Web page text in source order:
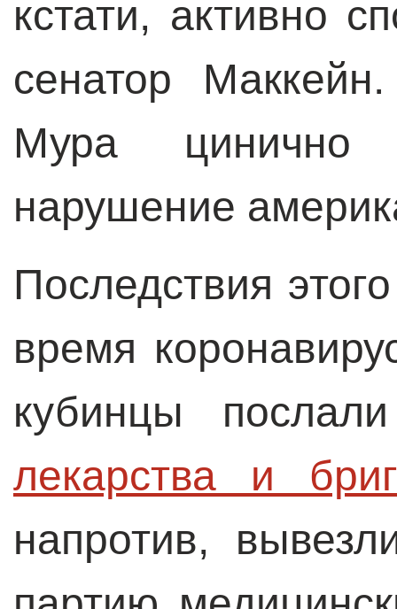
кстати, активно
сенатор
Мура
нарушение
Последствия
время
кубинцы
лекарства и
напротив,